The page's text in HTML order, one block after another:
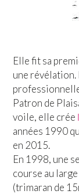
Elle fit sa
une révélation.
Patron de
voile, elle crée
années 1990
en 2015.
En 1998, une
course au
(trimaran de